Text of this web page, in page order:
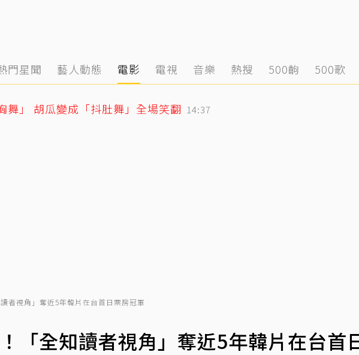
門星聞 藝人動態 電影 電視 音樂 熱搜 500齣 500歌
舞」 胡瓜變成「抖肚舞」全場笑翻 14:37
者視角」奪近5年韓片在台首日票房冠軍
「全知讀者視角」奪近5年韓片在台首